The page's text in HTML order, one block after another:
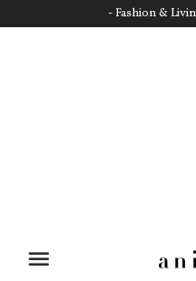
- Fashion &